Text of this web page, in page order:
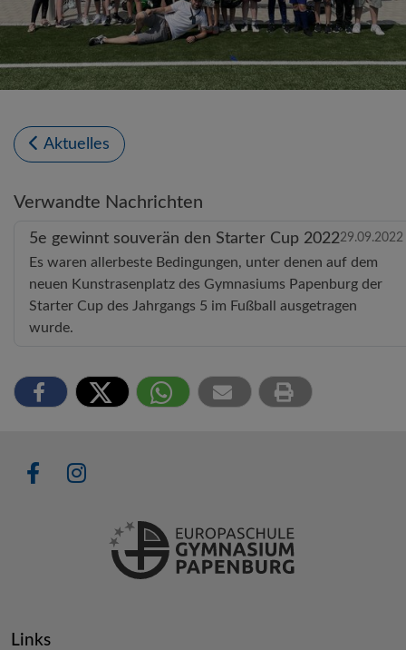
Aktuelles
Verwandte Nachrichten
5e gewinnt souverän den Starter Cup 202229.09.2022
Es waren allerbeste Bedingungen, unter denen auf dem
neuen Kunstrasenplatz des Gymnasiums Papenburg der
Starter Cup des Jahrgangs 5 im Fußball ausgetragen
wurde.
Links